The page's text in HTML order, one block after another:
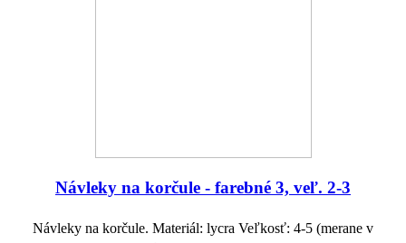
Návleky na korčule - farebné 3, veľ. 2-3
Návleky na korčule. Materiál: lycra Veľkosť: 4-5 (merane v